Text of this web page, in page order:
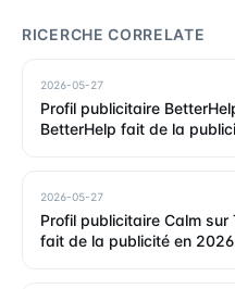
RICERCHE CORRELATE
2026-05-27
Profil publicitaire
BetterHelp fait de la
2026-05-27
Profil publicitaire Calm sur
fait de la publicité en 2026